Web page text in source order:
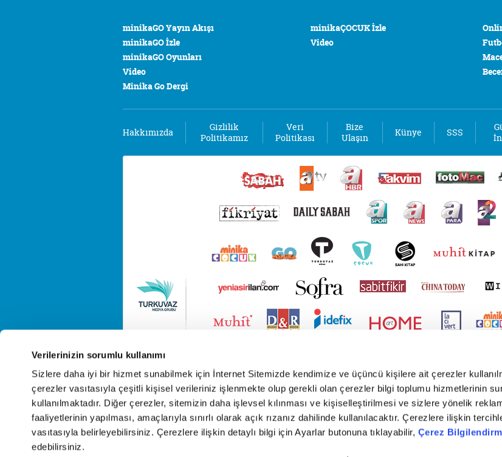
Verilerinizin sorumlu kullanımı
Sizlere daha iyi bir hizmet sunabilmek için İnternet Sitemizde kendimize ve üçüncü kişilere ait çerezler
çerezler vasıtasıyla çeşitli kişisel verileriniz işlenmekte olup gerekli olan çerezler bilgi toplumu hizmetlerinin
kullanılmaktadır. Diğer çerezler, sitemizin daha işlevsel kılınması ve kişiselleştirilmesi ve sizlere yönelik
faaliyetlerinin yapılması, amaçlarıyla sınırlı olarak açık rızanız dahilinde kullanılacaktır. Çerezlere ilişkin
vasıtasıyla belirleyebilirsiniz. Çerezlere ilişkin detaylı bilgi için Ayarlar butonuna tıklayabilir, Çerez
edebilirsiniz.
minikaGO Yayın Akışı
minikaGO İzle
minikaGO Oyunları
Video
Minika Go Dergi
minikaÇOCUK İzle
Video
Hakkımızda
Gizlilik
Politikamız
Veri
Politikası
Bize
Ulaşın
Künye SSS
Copyright © 2026 Tüm hakları saklıdır. TURKUVAZ HABERLEŞME VE